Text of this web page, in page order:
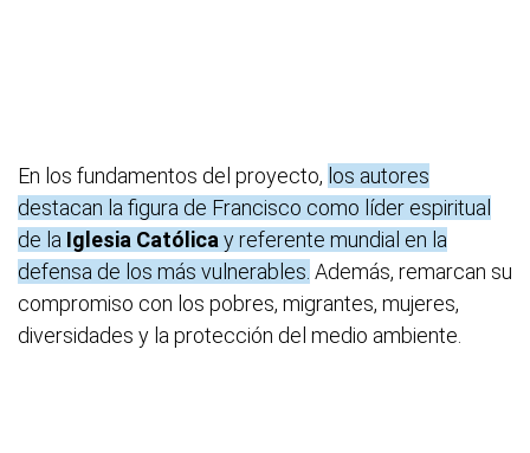
En los fundamentos del proyecto, los autores
destacan la figura de Francisco como líder espiritual
de la Iglesia Católica y referente mundial en la
defensa de los más vulnerables. Además, remarcan su
compromiso con los pobres, migrantes, mujeres,
diversidades y la protección del medio ambiente.